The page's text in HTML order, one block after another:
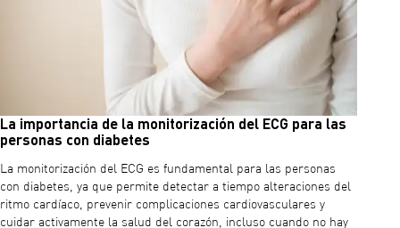
La importancia de la monitorización del ECG para las
personas con diabetes
La monitorización del ECG es fundamental para las personas
con diabetes, ya que permite detectar a tiempo alteraciones del
ritmo cardíaco, prevenir complicaciones cardiovasculares y
cuidar activamente la salud del corazón, incluso cuando no hay